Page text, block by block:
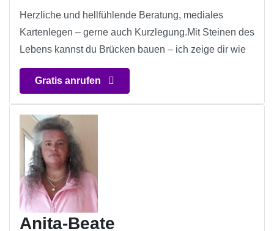
Herzliche und hellfühlende Beratung, mediales
Kartenlegen – gerne auch Kurzlegung.Mit Steinen des
Lebens kannst du Brücken bauen – ich zeige dir wie
Gratis anrufen
Anita-Beate